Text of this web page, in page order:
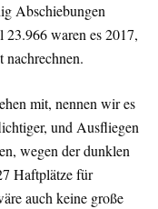
Abschiebungen
23.966 waren es 2017,
mit, nennen wir es
und Ausfliegen
wegen der dunklen
Haftplätze für
auch keine große